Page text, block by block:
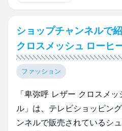
ショップチャンネルで
クロスメッシュ ローヒ
ファッション
「卑弥呼 レザー クロスメ
ル」は、テレビショッピン
ンネルで販売されているシ